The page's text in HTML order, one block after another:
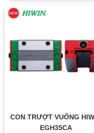
CON TRƯỢT VUÔNG
EGH35CA